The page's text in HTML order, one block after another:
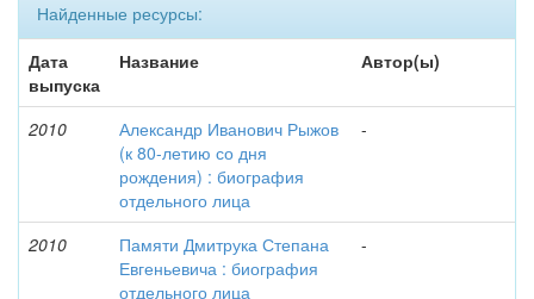
Найденные ресурсы:
Дата
выпуска
Название Автор(ы)
2010
Александр Иванович Рыжов
(к 80-летию со дня
рождения) : биография
отдельного лица
-
2010
Памяти Дмитрука Степана
Евгеньевича : биография
отдельного лица
-